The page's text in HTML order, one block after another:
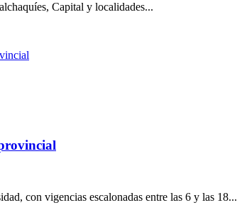
Capital y localidades...
con vigencias escalonadas entre las 6 y las 18...